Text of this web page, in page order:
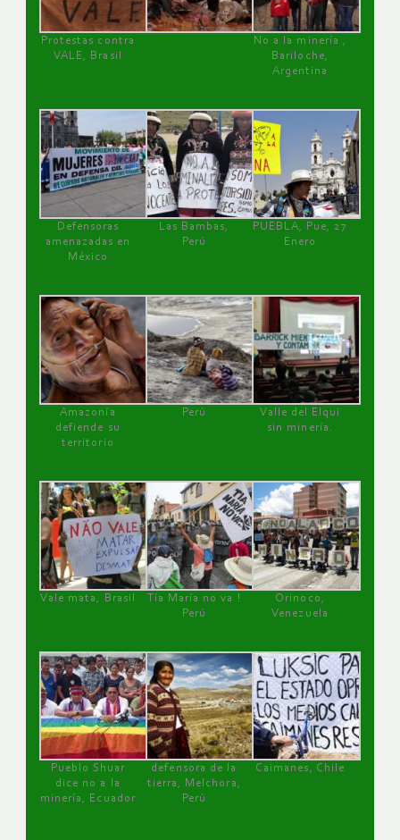
Protestas contra
VALE, Brasil
No a la minería ,
Bariloche,
Argentina
Defensoras
amenazadas en
México
Las Bambas,
Perú
PUEBLA, Pue, 27
Enero
Amazonía
defiende su
territorio
Perú
Valle del Elqui
sin minería.
Vale mata, Brasil
Tía María no va !
Perú
Orinoco,
Venezuela
Pueblo Shuar
dice no a la
minería, Ecuador
defensora de la
tierra, Melchora,
Perú
Caimanes, Chile